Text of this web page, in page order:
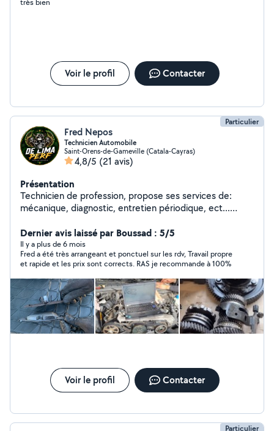
très bien
Voir le profil Contacter
Particulier
Fred Nepos
Technicien Automobile
Saint-Orens-de-Gameville (Catala-Cayras)
4,8/5 (21 avis)
Présentation
Technicien de profession, propose ses services de:
mécanique, diagnostic, entretien périodique, ect...
réparation, si je ne vous réponds pas sur l'application.
Merci
Dernier avis laissé par Boussad : 5/5
Il y a plus de 6 mois
Fred a été très arrangeant et ponctuel sur les rdv, Travail propre
et rapide et les prix sont corrects. RAS je recommande à 100%
Voir le profil Contacter
Particulier